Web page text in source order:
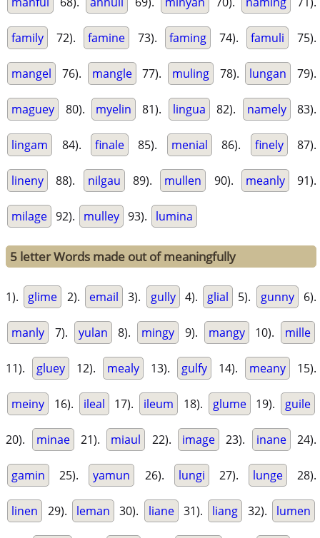
family 72). famine 73). faming 74). famuli 75).
mangel 76). mangle 77). muling 78). lungan 79).
maguey 80). myelin 81). lingua 82). namely 83).
lingam 84). finale 85). menial 86). finely 87).
lineny 88). nilgau 89). mullen 90). meanly 91).
milage 92). mulley 93). lumina
5 letter Words made out of meaningfully
1). glime 2). email 3). gully 4). glial 5). gunny 6).
manly 7). yulan 8). mingy 9). mangy 10). mille
11). gluey 12). mealy 13). gulfy 14). meany 15).
meiny 16). ileal 17). ileum 18). glume 19). guile
20). minae 21). miaul 22). image 23). inane 24).
gamin 25). yamun 26). lungi 27). lunge 28).
linen 29). leman 30). liane 31). liang 32). lumen